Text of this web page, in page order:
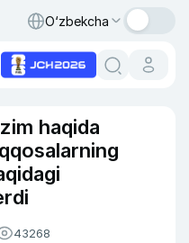
O‘zbekcha
haqida
43268